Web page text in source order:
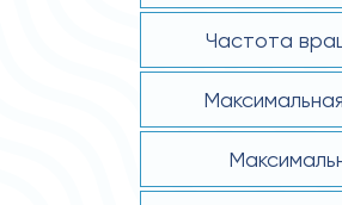
Частота